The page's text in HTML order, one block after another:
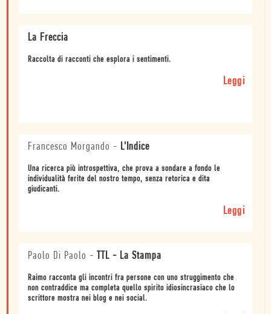
La Freccia
Raccolta di racconti che esplora i sentimenti.
Leggi
Francesco Morgando - L'Indice
Una ricerca più introspettiva, che prova a sondare a fondo le
individualità ferite del nostro tempo, senza retorica e dita
giudicanti.
Leggi
Paolo Di Paolo - TTL - La Stampa
Raimo racconta gli incontri fra persone con uno struggimento che
non contraddice ma completa quello spirito idiosincrasiaco che lo
scrittore mostra nei blog e nei social.